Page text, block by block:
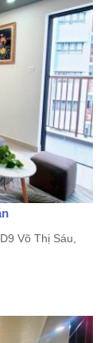
Võ Thị Sáu,